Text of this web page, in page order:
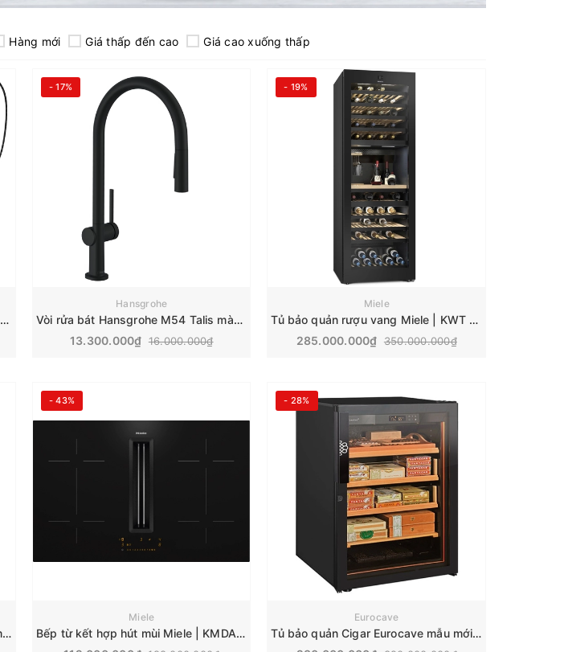
Hàng mới Giá thấp đến cao Giá cao xuống thấp
Cầu là cao cấp Miele FashionMaster | B4847
- 17%
Hansgrohe
Vòi rửa bát Hansgrohe M54 Talis màu đen mờ | 72800670
13.300.000₫ 16.000.000₫
- 19%
Miele
Tủ bảo quản rượu vang Miele | KWT 4999 F
285.000.000₫ 350.000.000₫
Máy pha cafe tự động DeLonghi PrimaDonna Elite Experience | ECAM 656.85.MS
- 43%
Miele
Bếp từ kết hợp hút mùi Miele | KMDA 7473 FL-U
- 28%
Eurocave
Tủ bảo quản Cigar Eurocave mẫu mới | V Cigar S